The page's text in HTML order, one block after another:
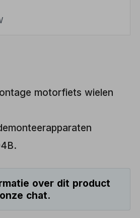
motorfiets wielen
over dit product
chat.